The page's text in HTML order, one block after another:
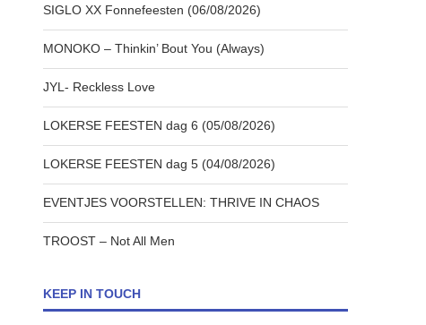
SIGLO XX Fonnefeesten (06/08/2026)
MONOKO – Thinkin’ Bout You (Always)
JYL- Reckless Love
LOKERSE FEESTEN dag 6 (05/08/2026)
LOKERSE FEESTEN dag 5 (04/08/2026)
EVENTJES VOORSTELLEN: THRIVE IN CHAOS
TROOST – Not All Men
KEEP IN TOUCH